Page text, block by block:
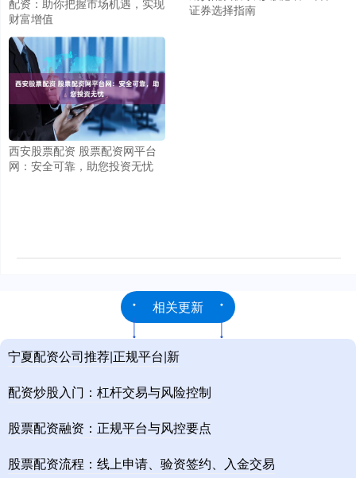
配资：助你把握市场机遇，实现
财富增值
证券选择指南
西安股票配资 股票配资网平台
网：安全可靠，助您投资无忧
相关更新
宁夏配资公司推荐|正规平台|新
配资炒股入门：杠杆交易与风险控制
股票配资融资：正规平台与风控要点
股票配资流程：线上申请、验资签约、入金交易